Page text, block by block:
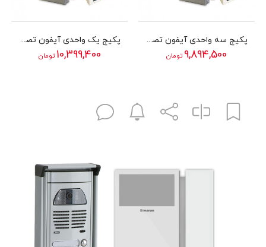
پکیج سه واحدی آیفون تصویری سیماران مدل 43TK
9,894,500 تومان
پکیج یک واحدی آیفون تصویری سیماران مدل 78MW
10,399,400 تومان